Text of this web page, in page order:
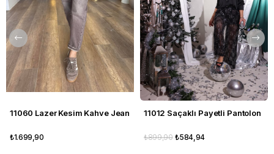
11060 Lazer Kesim Kahve Jean
₺1.699,90
11012 Saçaklı Payetli Pantolon
₺584,94
₺899,90